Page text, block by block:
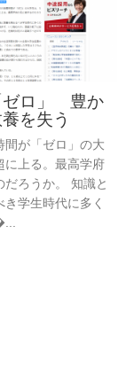
ゼロ」 豊か
を失う
が「ゼロ」の大
に上る。最高学府
だろうか。 知識と
学生時代に多く